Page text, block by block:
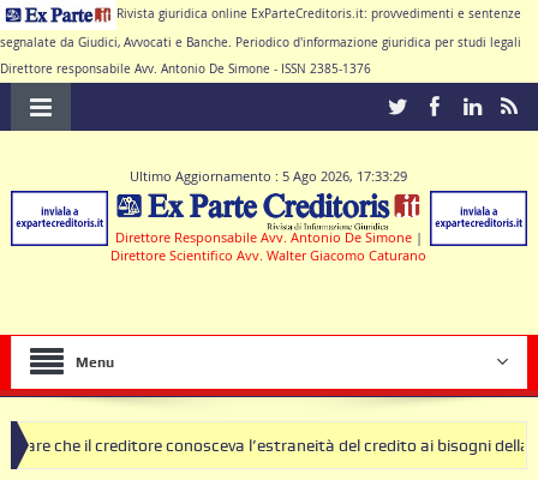
Rivista giuridica online ExParteCreditoris.it: provvedimenti e sentenze
segnalate da Giudici, Avvocati e Banche. Periodico d'informazione giuridica per studi legali
Direttore responsabile Avv. Antonio De Simone - ISSN 2385-1376
Ultimo Aggiornamento : 5 Ago 2026, 17:33:29
Direttore Responsabile Avv. Antonio De Simone |
Direttore Scientifico Avv. Walter Giacomo Caturano
Menu
conosceva l’estraneità del credito ai bisogni della famiglia